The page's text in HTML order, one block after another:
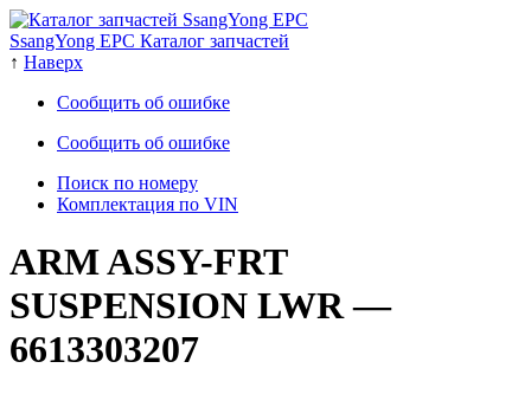
SsangYong EPC Каталог запчастей
↑ Наверх
Сообщить об ошибке
Сообщить об ошибке
Поиск по номеру
Комплектация по VIN
ARM ASSY-FRT
SUSPENSION LWR—
6613303207